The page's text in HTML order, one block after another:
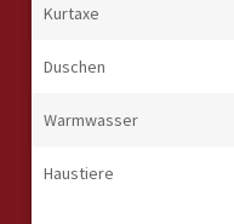
Kurtaxe
Duschen
Warmwasser
Haustiere